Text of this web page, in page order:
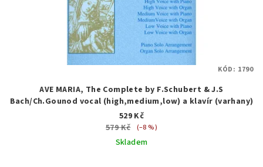
AVE MARIA, The Complete by F.Schubert & J.S
Bach/Ch.Gounod vocal (high,medium,low) a klavír (varhany)
529 Kč
579 Kč
(–8 %)
Skladem
KÓD: 1790